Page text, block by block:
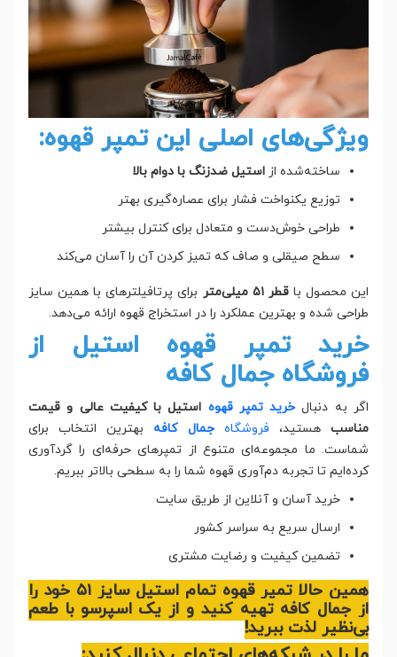
ویژگی‌های اصلی این تمپر قهوه:
ساخته‌شده از استیل ضدزنگ با دوام بالا
توزیع یکنواخت فشار برای عصاره‌گیری بهتر
طراحی خوش‌دست و متعادل برای کنترل بیشتر
سطح صیقلی و صاف که تمیز کردن آن را آسان می‌کند
این محصول باقطر ۵۱ میلی‌متر
برای پرتافیلترهای با همین سایز
طراحی شده و بهترین عملکرد را در استخراج قهوه ارائه می‌دهد.
خرید تمپر قهوه استیل از
فروشگاه جمال کافه
اگر به دنبال خرید تمپر قهوه استیل با کیفیت عالی و قیمت
مناسبهستید، فروشگاهجمال کافه بهترین انتخاب برای
شماست. ما مجموعه‌ای متنوع از تمپرهای حرفه‌ای را گردآوری
کرده‌ایم تا تجربه دم‌آوری قهوه شما را به سطحی بالاتر ببریم.
خرید آسان و آنلاین از طریق سایت
ارسال سریع به سراسر کشور
تضمین کیفیت و رضایت مشتری
همین حالا تمپر قهوه تمام استیل سایز ۵۱ خود را
از جمال کافه تهیه کنید و از یک اسپرسو با طعم
بی‌نظیر لذت ببرید!